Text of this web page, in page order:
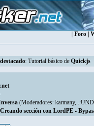
Foro
: Tutorial básico de Quickjs
(Moderadores: karmany,
sección con LordPE -